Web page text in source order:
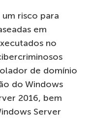
risco para
em
no
de domínio
do Windows
2016, bem
Server